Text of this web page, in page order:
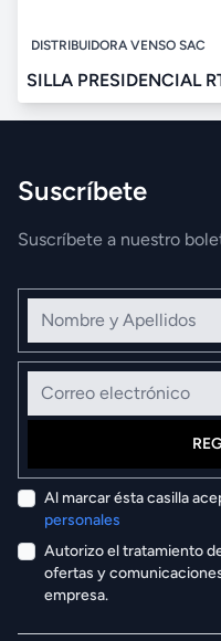
DISTRIBUIDORA VENSO SAC
SILLA PRESIDENCIAL
Suscríbete
Suscríbete a nuestro
Nombre y Apellidos
Correo electrónico
Al marcar ésta casilla
personales
Autorizo el tratamiento
ofertas y
empresa.